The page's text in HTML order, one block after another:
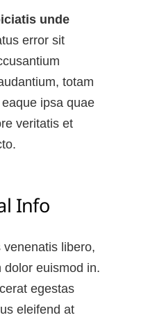
unde
error sit
totam
ipsa quae
veritatis et
Info
venenatis libero,
dolor euismod in.
egestas
eleifend at